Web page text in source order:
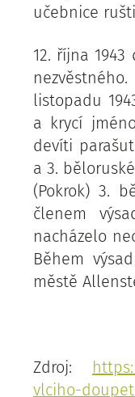
učebnice
12. října
listopadu
a krycí
devíti
a 3.
(Pokrok) 3.
členem
nacházelo
Během
městě
Zdroj:
vlciho-